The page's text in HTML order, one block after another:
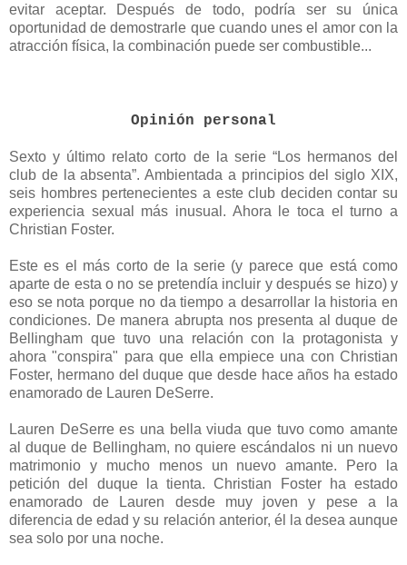
evitar aceptar. Después de todo, podría ser su única
oportunidad de demostrarle que cuando unes el amor con la
atracción física, la combinación puede ser combustible...
Opinión personal
Sexto y último relato corto de la serie “Los hermanos del
club de la absenta”. Ambientada a principios del siglo XIX,
seis hombres pertenecientes a este club deciden contar su
experiencia sexual más inusual. Ahora le toca el turno a
Christian Foster.
Este es el más corto de la serie (y parece que está como
aparte de esta o no se pretendía incluir y después se hizo) y
eso se nota porque no da tiempo a desarrollar la historia en
condiciones. De manera abrupta nos presenta al duque de
Bellingham que tuvo una relación con la protagonista y
ahora "conspira" para que ella empiece una con Christian
Foster, hermano del duque que desde hace años ha estado
enamorado de Lauren DeSerre.
Lauren DeSerre es una bella viuda que tuvo como amante
al duque de Bellingham, no quiere escándalos ni un nuevo
matrimonio y mucho menos un nuevo amante. Pero la
petición del duque la tienta. Christian Foster ha estado
enamorado de Lauren desde muy joven y pese a la
diferencia de edad y su relación anterior, él la desea aunque
sea solo por una noche.